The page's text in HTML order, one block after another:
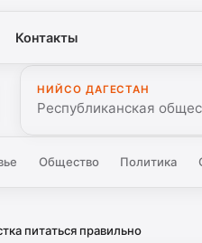
Контакты
НИЙСО ДАГЕСТАН
Республиканская
Общество Политика
питаться правильно